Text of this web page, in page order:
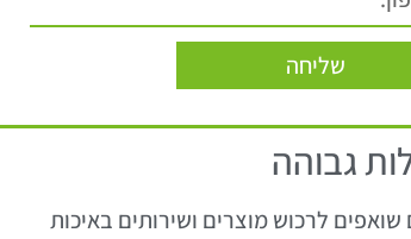
שליחה
גבוהה
לרכוש מוצרים ושירותים באיכות